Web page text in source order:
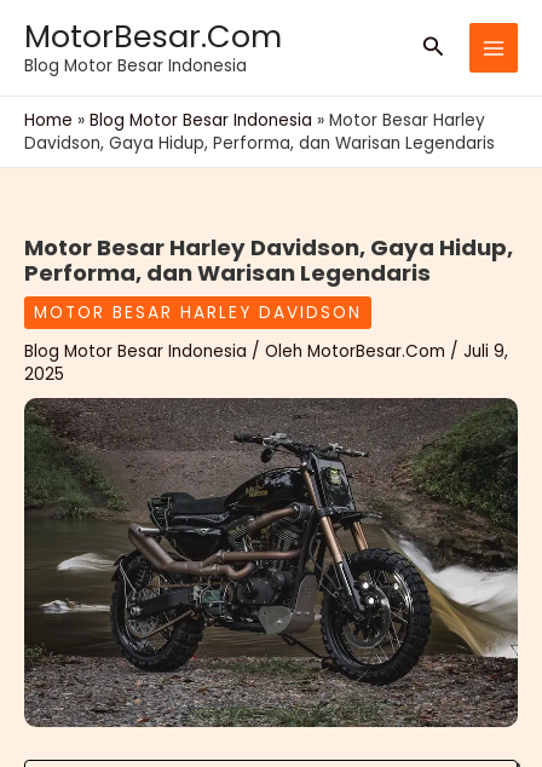
konten
MotorBesar.Com
Blog Motor Besar Indonesia
Cari
Home » Blog Motor Besar Indonesia » Motor Besar Harley
Davidson, Gaya Hidup, Performa, dan Warisan Legendaris
Motor Besar Harley Davidson, Gaya Hidup,
Performa, dan Warisan Legendaris
MOTOR BESAR HARLEY DAVIDSON
Blog Motor Besar Indonesia / Oleh MotorBesar.Com / Juli 9,
2025